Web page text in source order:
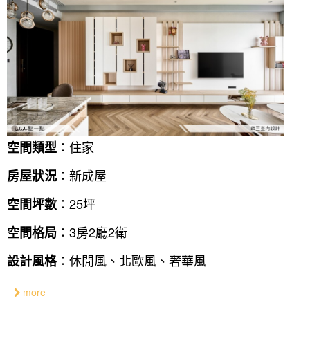
空間類型 ：住家
房屋狀況 ：新成屋
空間坪數 ：25坪
空間格局 ：3房2廳2衛
設計風格：休閒風、北歐風、奢華風
more